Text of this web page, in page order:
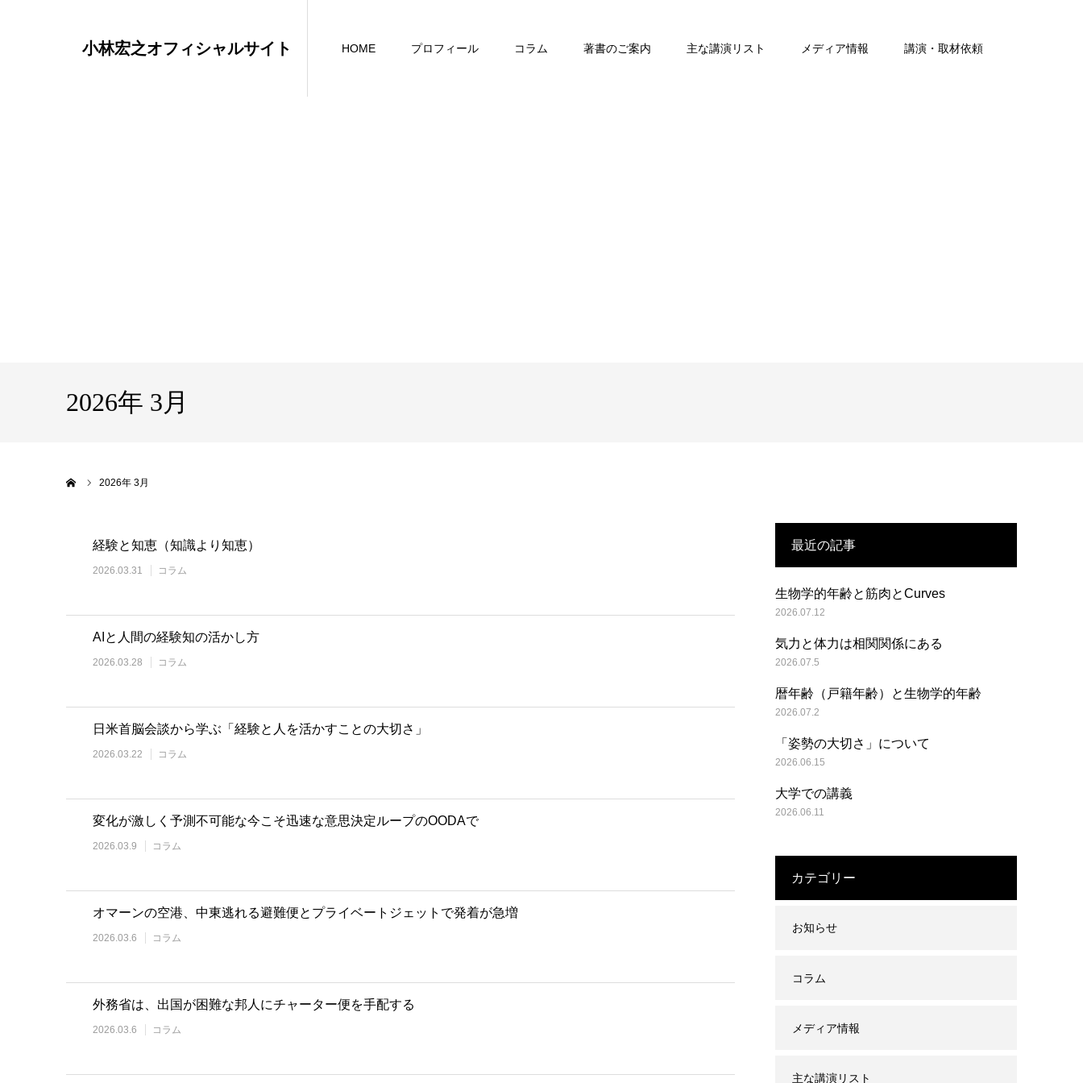
小林宏之オフィシャルサイト HOME プロフィール コラム 著書のご案内 主な講演リスト メディア情報 講演・取材依頼
2026年 3月
2026年 3月
経験と知恵（知識より知恵）
2026.03.31 コラム
AIと人間の経験知の活かし方
2026.03.28 コラム
日米首脳会談から学ぶ「経験と人を活かすことの大切さ」
2026.03.22 コラム
変化が激しく予測不可能な今こそ迅速な意思決定ループのOODAで
2026.03.9 コラム
オマーンの空港、中東逃れる避難便とプライベートジェットで発着が急増
2026.03.6 コラム
外務省は、出国が困難な邦人にチャーター便を手配する
2026.03.6 コラム
最近の記事
生物学的年齢と筋肉とCurves
2026.07.12
気力と体力は相関関係にある
2026.07.5
暦年齢（戸籍年齢）と生物学的年齢
2026.07.2
「姿勢の大切さ」について
2026.06.15
大学での講義
2026.06.11
カテゴリー
お知らせ
コラム
メディア情報
主な講演リスト